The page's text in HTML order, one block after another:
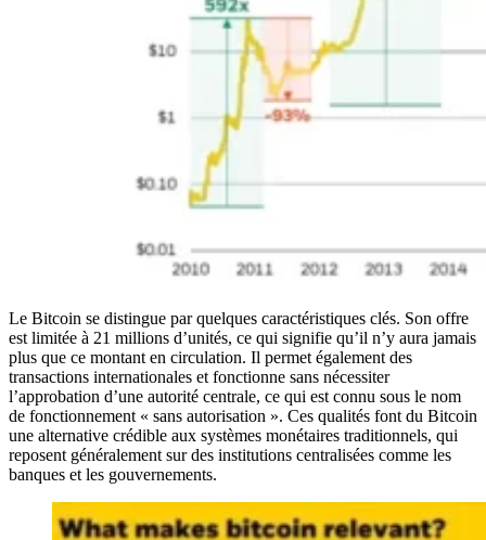
Le Bitcoin se distingue par quelques caractéristiques clés. Son offre
est limitée à 21 millions d’unités, ce qui signifie qu’il n’y aura jamais
plus que ce montant en circulation. Il permet également des
transactions internationales et fonctionne sans nécessiter
l’approbation d’une autorité centrale, ce qui est connu sous le nom
de fonctionnement « sans autorisation ». Ces qualités font du Bitcoin
une alternative crédible aux systèmes monétaires traditionnels, qui
reposent généralement sur des institutions centralisées comme les
banques et les gouvernements.